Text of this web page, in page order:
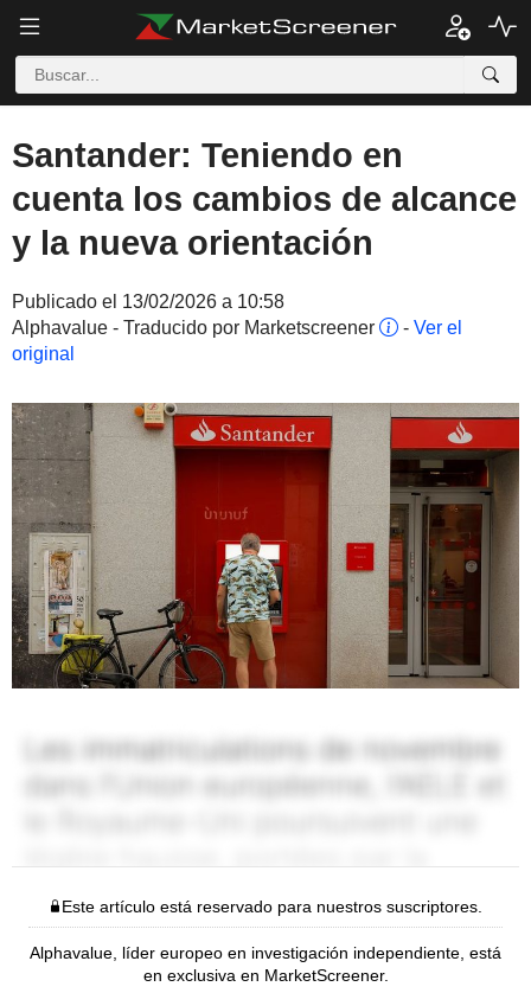
Santander: Teniendo en
cuenta los cambios de alcance
y la nueva orientación
Publicado el 13/02/2026 a 10:58
Alphavalue - Traducido por Marketscreener
- Ver el
original
Este artículo está reservado para nuestros suscriptores.
Alphavalue, líder europeo en investigación independiente, está
en exclusiva en MarketScreener.